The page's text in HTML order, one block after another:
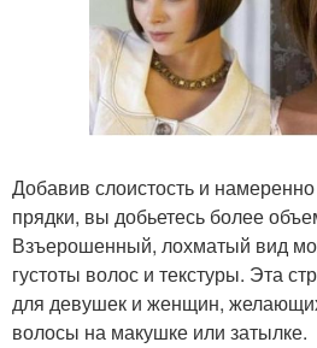
Добавив слоистость и
прядки, вы добьетесь более
Взъерошенный, лохматый вид
густоты волос и текстуры. Эта
для девушек и женщин,
волосы на макушке или затылке.